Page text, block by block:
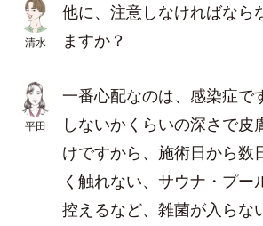
清水
他に、注意しなければなら
ますか？
平田
一番心配なのは、感染症で
しないかくらいの深さで皮
けですから、施術日から数
く触れない、サウナ・プー
控えるなど、雑菌が入らな